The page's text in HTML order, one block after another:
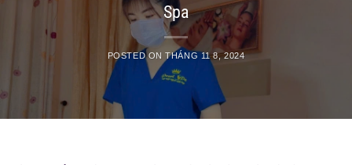
Spa
POSTED ONTHÁNG 11 8, 2024